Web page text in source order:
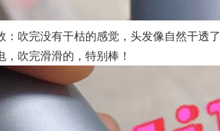
：吹完没有干枯的感觉，头发像自然干透
，吹完滑滑的，特别棒！